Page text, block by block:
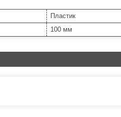
Пластик
100 мм